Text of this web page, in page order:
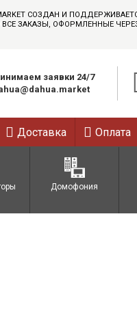
СОЗДАН И
LTD ВСЕ ЗАКАЗЫ, ОФОРМЛЕННЫЕ
заявки 24/7
Доставка Оплата
Домофония